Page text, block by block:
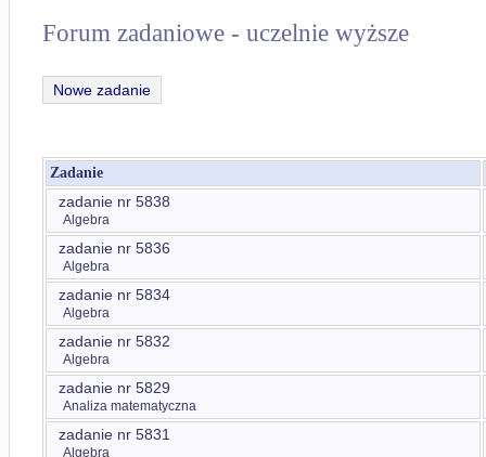
Forum zadaniowe - uczelnie wyższe
Nowe zadanie
Zadanie
zadanie nr 5838
Algebra
zadanie nr 5836
Algebra
zadanie nr 5834
Algebra
zadanie nr 5832
Algebra
zadanie nr 5829
Analiza matematyczna
zadanie nr 5831
Algebra